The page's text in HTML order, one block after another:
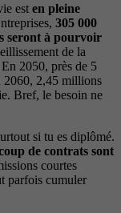
est en pleine
305 000
seront à pourvoir
de la
2050, près de 5
2060, 2,45 millions
Bref, le besoin ne
si tu es diplômé.
de contrats sont
courtes
parfois cumuler